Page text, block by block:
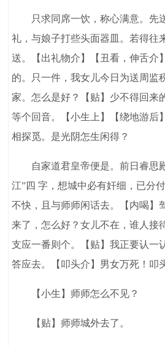
只求同席一饮，称心满意。先
礼，与娘子打些头面器皿。若得往
送。【出礼物介】【丑看，伸舌介
的。只一件，我女儿今日为送周监
家。怎么是好？【贴】少不得回来
等个回音。【小生上】【绕地游后
相探觅。是光阴怎生闲得？
自家道君皇帝便是。前日睿思
江”四 字，想城中必有奸细，已分
不快，且与师师闲话去。【内喝】
来了，怎么好？女儿不在，谁人接
支应一番则个。【贴】我正要认一
答应去。【叩头介】男女万死！叩
【小生】师师怎么不见？
【贴】师师城外去了。